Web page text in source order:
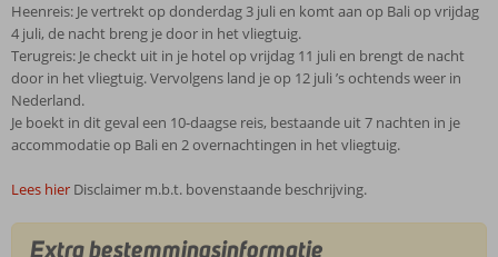
Heenreis: Je vertrekt op donderdag 3 juli en komt aan op Bali op vrijdag
4 juli, de nacht breng je door in het vliegtuig.
Terugreis: Je checkt uit in je hotel op vrijdag 11 juli en brengt de nacht
door in het vliegtuig. Vervolgens land je op 12 juli ’s ochtends weer in
Nederland.
Je boekt in dit geval een 10-daagse reis, bestaande uit 7 nachten in je
accommodatie op Bali en 2 overnachtingen in het vliegtuig.
Lees hier Disclaimer m.b.t. bovenstaande beschrijving.
Extra bestemmingsinformatie